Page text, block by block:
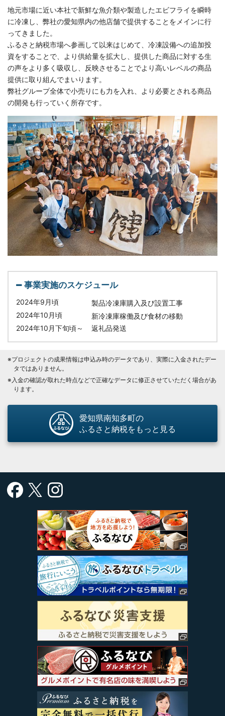
愛知県南知多町の
ふるさと納税をもっと見る
地元市場に近い本社で新鮮な魚介類や製造したエビフライを瞬時
に冷凍し、弊社の愛知県内の他店舗で提供することをメインに行
ってきました。
ふるさと納税市場へ参画して以来はじめて、冷凍設備への追加投
資をすることで、より供給量を拡大し、提供した商品に対する生
の声をより多く吸収し、反映させることでより高いレベルの商品
提供に取り組んでまいります。
弊社グループ全体で小売りにも力を入れ、より必要とされる商品
の開発も行っていく所存です。
事業実施のスケジュール
2024年9月頃
製品冷凍庫購入及び設置工事
2024年10月頃
新冷凍庫稼働及び食材の移動
2024年10月下旬頃～
返礼品発送
※プロジェクトの成果情報は申込み時のデータであり、実際に入金されたデー
タではありません。
※入金の確認が取れた時点などで正確なデータに修正させていただく場合があ
ります。